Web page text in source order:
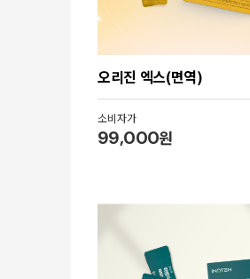
오리진 엑스(면역)
소비자가
99,000원